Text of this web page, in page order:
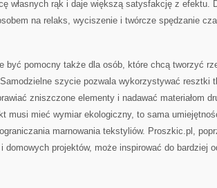
własnych rąk i daje większą satysfakcję z efektu.
na relaks, wyciszenie i twórcze spędzanie
być pomocny także dla osób, które chcą tworzyć
szycie pozwala wykorzystywać resztki
zniszczone elementy i nadawać materiałom
musi mieć wymiar ekologiczny, to sama
marnowania tekstyliów. Proszkic.pl,
i domowych projektów, może inspirować do bardziej